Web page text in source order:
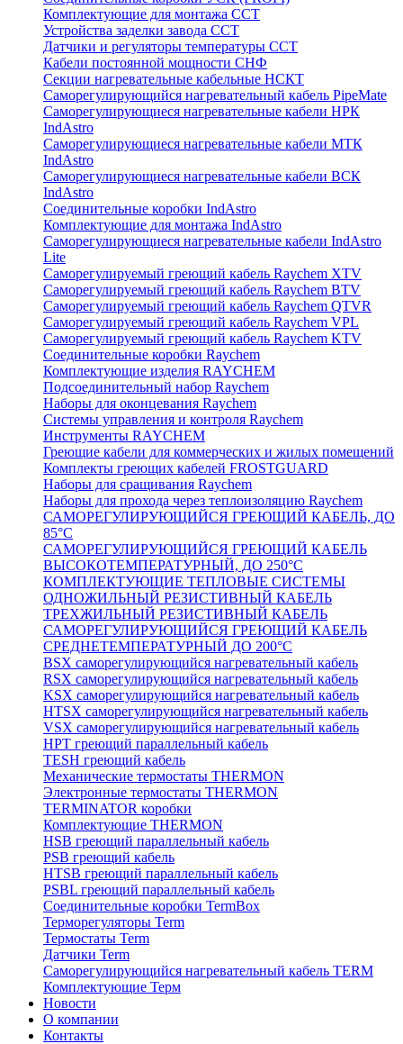
Комплектующие для монтажа ССТ
Устройства заделки завода ССТ
Датчики и регуляторы температуры ССТ
Кабели постоянной мощности СНФ
Секции нагревательные кабельные НСКТ
Саморегулирующийся нагревательный кабель PipeMate
Саморегулирующиеся нагревательные кабели НРК
IndAstro
Саморегулирующиеся нагревательные кабели МТК
IndAstro
Саморегулирующиеся нагревательные кабели ВСК
IndAstro
Соединительные коробки IndAstro
Комплектующие для монтажа IndAstro
Саморегулирующиеся нагревательные кабели IndAstro
Lite
Саморегулируемый греющий кабель Raychem XTV
Саморегулируемый греющий кабель Raychem BTV
Саморегулируемый греющий кабель Raychem QTVR
Саморегулируемый греющий кабель Raychem VPL
Саморегулируемый греющий кабель Raychem KTV
Соединительные коробки Raychem
Комплектующие изделия RAYCHEM
Подсоединительный набор Raychem
Наборы для оконцевания Raychem
Системы управления и контроля Raychem
Инструменты RAYCHEM
Греющие кабели для коммерческих и жилых помещений
Комплекты греющих кабелей FROSTGUARD
Наборы для сращивания Raychem
Наборы для прохода через теплоизоляцию Raychem
САМОРЕГУЛИРУЮЩИЙСЯ ГРЕЮЩИЙ КАБЕЛЬ, ДО
85°С
САМОРЕГУЛИРУЮЩИЙСЯ ГРЕЮЩИЙ КАБЕЛЬ
ВЫСОКОТЕМПЕРАТУРНЫЙ, ДО 250°С
КОМПЛЕКТУЮЩИЕ ТЕПЛОВЫЕ СИСТЕМЫ
ОДНОЖИЛЬНЫЙ РЕЗИСТИВНЫЙ КАБЕЛЬ
ТРЕХЖИЛЬНЫЙ РЕЗИСТИВНЫЙ КАБЕЛЬ
САМОРЕГУЛИРУЮЩИЙСЯ ГРЕЮЩИЙ КАБЕЛЬ
СРЕДНЕТЕМПЕРАТУРНЫЙ ДО 200°С
BSX саморегулирующийся нагревательный кабель
RSX саморегулирующийся нагревательный кабель
KSX саморегулирующийся нагревательный кабель
HTSX саморегулирующийся нагревательный кабель
VSX саморегулирующийся нагревательный кабель
НРТ греющий параллельный кабель
TESH греющий кабель
Механические термостаты THERMON
Электронные термостаты THERMON
TERMINATOR коробки
Комплектующие THERMON
HSB греющий параллельный кабель
PSB греющий кабель
HTSB греющий параллельный кабель
PSBL греющий параллельный кабель
Соединительные коробки TermBox
Терморегуляторы Term
Термостаты Term
Датчики Term
Саморегулирующийся нагревательный кабель TERM
Комплектующие Терм
Новости
О компании
Контакты